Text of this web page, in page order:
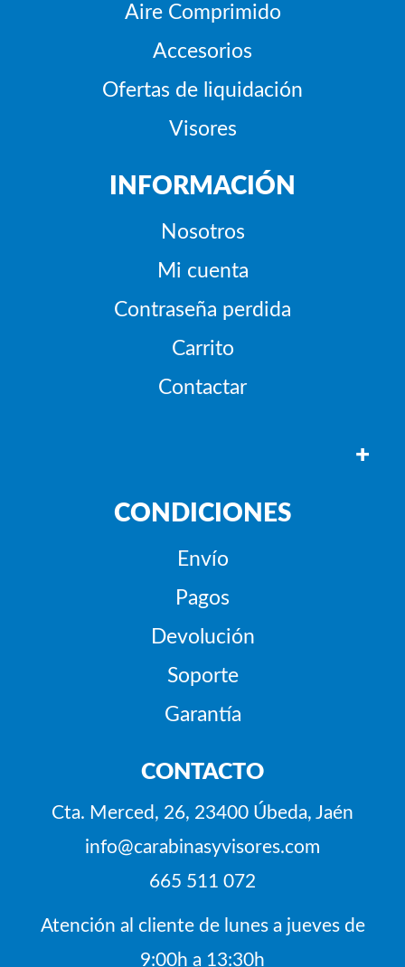
Aire Comprimido
Accesorios
Ofertas de liquidación
Visores
INFORMACIÓN
Nosotros
Mi cuenta
Contraseña perdida
Carrito
Contactar
+
CONDICIONES
Envío
Pagos
Devolución
Soporte
Garantía
CONTACTO
Cta. Merced, 26, 23400 Úbeda, Jaén
info@carabinasyvisores.com
665 511 072
Atención al cliente de lunes a jueves de
9:00h a 13:30h